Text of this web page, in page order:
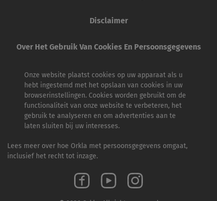
Disclaimer
Over Het Gebruik Van Cookies En Persoonsgegevens
Onze website plaatst cookies op uw apparaat als u
hebt ingestemd met het opslaan van cookies in uw
browserinstellingen. Cookies worden gebruikt om de
functionaliteit van onze website te verbeteren, het
gebruik te analyseren en om advertenties aan te
laten sluiten bij uw interesses.
Lees meer over hoe Orkla met persoonsgegevens omgaat,
inclusief het recht tot inzage.